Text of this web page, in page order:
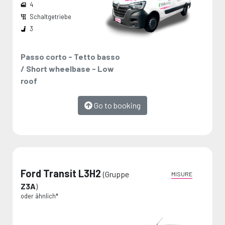
Das auto, das sie
gewählt haben
oder ähnlich*
Passo corto - Tetto basso
/ Short wheelbase - Low
roof
Go to booking
4
Schaltgetriebe
3
Ford Transit L3H2(Gruppe
Z3A)
oder ähnlich*
MISURE